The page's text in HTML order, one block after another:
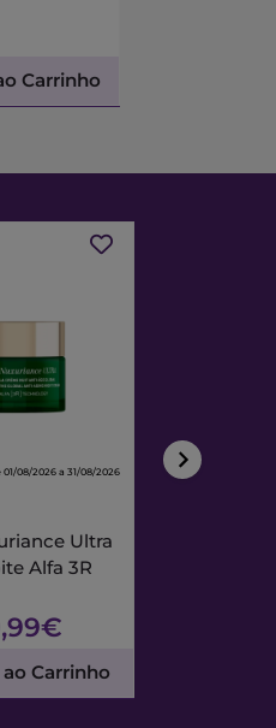
Carrinho
08/2026 a 31/08/2026
Ultra
Alfa 3R
Carrinho
*Promoção válida